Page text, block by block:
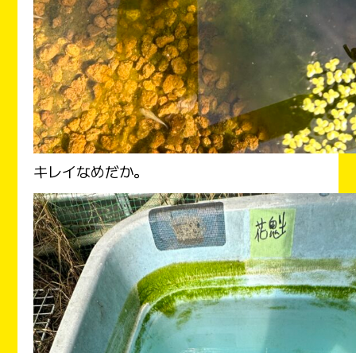
キレイなめだか。